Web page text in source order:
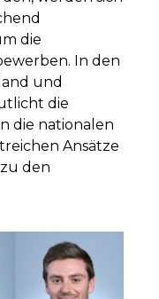
die
In den
und
die
die nationalen
Ansätze
den